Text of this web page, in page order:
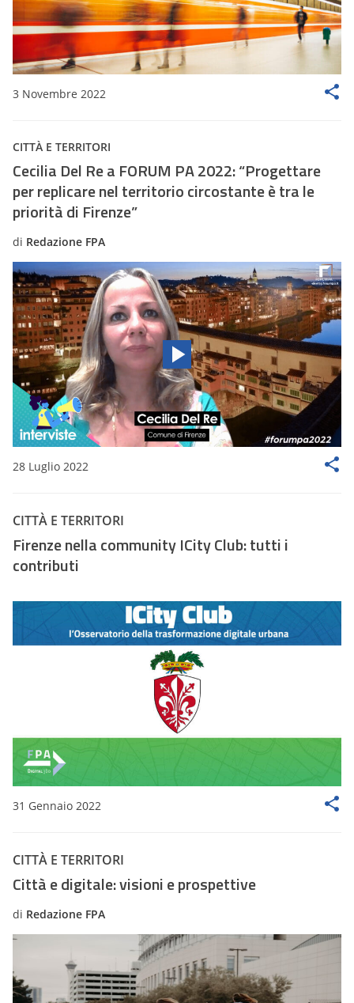
3 Novembre 2022
CITTÀ E TERRITORI
Cecilia Del Re a FORUM PA 2022: “Progettare
per replicare nel territorio circostante è tra le
priorità di Firenze”
di Redazione FPA
28 Luglio 2022
CITTÀ E TERRITORI
Firenze nella community ICity Club: tutti i
contributi
31 Gennaio 2022
CITTÀ E TERRITORI
Città e digitale: visioni e prospettive
di Redazione FPA